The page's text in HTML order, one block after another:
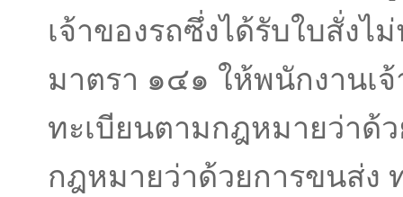
เจ้าของรถซึ่งได้รับใบสั่งไ
มาตรา ๑๔๑ ให้พนักงานเ
ทะเบียนตามกฎหมายว่าด้
กฎหมายว่าด้วยการขนส่ง